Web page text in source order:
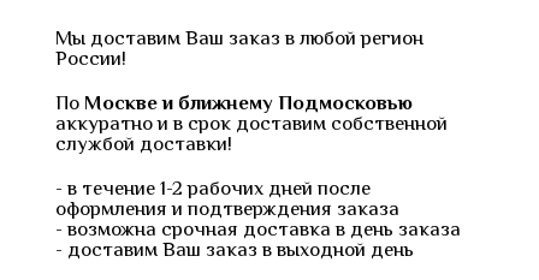
Мы доставим Ваш заказ в любой регион
России!
По Москве и ближнему Подмосковью
аккуратно и в срок доставим собственной
службой доставки!
- в течение 1-2 рабочих дней после
оформления и подтверждения заказа
- возможна срочная доставка в день заказа
- доставим Ваш заказ в выходной день